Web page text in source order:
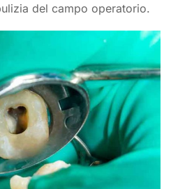
del campo operatorio.